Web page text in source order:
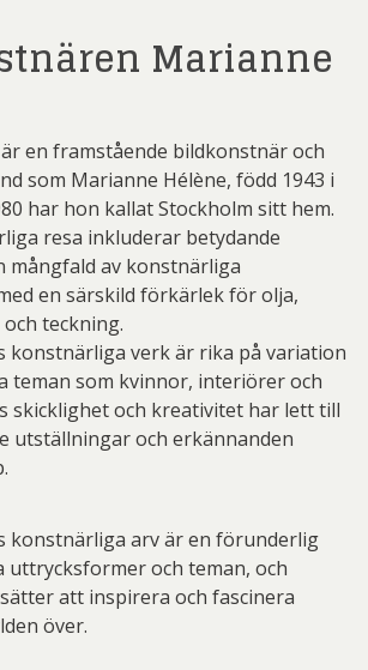
Marianne
en framstående bildkonstnär och
som Marianne Hélène, född 1943 i
har hon kallat Stockholm sitt hem.
resa inkluderar betydande
mångfald av konstnärliga
en särskild förkärlek för olja,
teckning.
konstnärliga verk är rika på variation
teman som kvinnor, interiörer och
skicklighet och kreativitet har lett till
utställningar och erkännanden
konstnärliga arv är en förunderlig
uttrycksformer och teman, och
att inspirera och fascinera
över.